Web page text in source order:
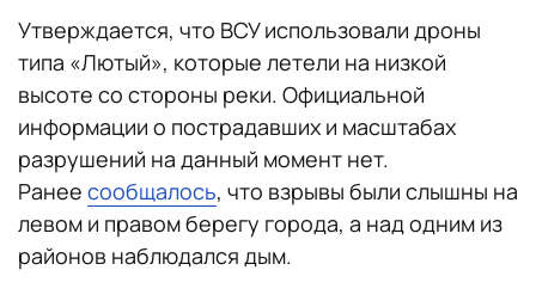
Утверждается, что ВСУ использовали дроны
типа «Лютый», которые летели на низкой
высоте со стороны реки. Официальной
информации о пострадавших и масштабах
разрушений на данный момент нет.
Ранее сообщалось, что взрывы были слышны на
левом и правом берегу города, а над одним из
районов наблюдался дым.